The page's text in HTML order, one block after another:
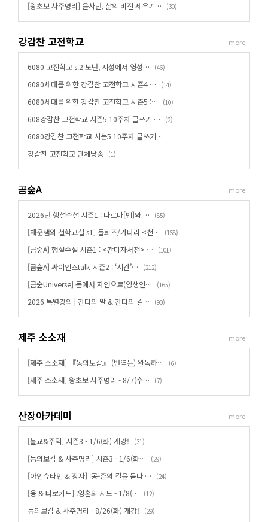
[왕초보 사주명리] 을사년, 삶의 비전 세우기… (30)
강감찬 고전학교
6080 고전학교 s.2 노년, 지성에서 영성… (46)
6080세대를 위한 강감찬 고전학교 시즌4 … (14)
6080세대를 위한 강감찬 고전학교 시즌5 :… (10)
608강감찬 고전학교 시즌5 10주차 글쓰기 … (2)
6080강감찬 고전학교 시는5 10주차 글쓰기…
강감찬 고전학교 단체낭송 (1)
more
곰숲A
2026년 행설수설 시즌1 : 다르마[법]와 … (85)
[채운샘의 철학교실 s1] 들뢰즈/가타리 <천… (168)
[곰숲A] 행설수설 시즌1 : <간디자서전> … (101)
[곰숲A] 싸이언스talk 시즌2 : ‘시간’… (212)
[곰숲Universe] 몸에서 자연으로(양생인… (165)
2026 특별강의 | 간디의 말 & 간디의 길… (90)
more
제주 소소재
[제주 소소재] 『동의보감』 (번역문) 완독하… (6)
[제주 소소재] 왕초보 사주명리 - 8/7(수… (7)
more
산장아카데미
[불교&주역] 시즌3 - 1/6(화) 개강! (31)
[동의보감 & 사주명리] 시즌3 - 1/6(화… (29)
[아인슈타인 & 장자] :공-존의 길을 묻다 … (24)
[융 & 타로카드] :영혼의 지도 - 1/8(… (12)
동의보감 & 사주명리 - 8/26(화) 개강! (29)
more